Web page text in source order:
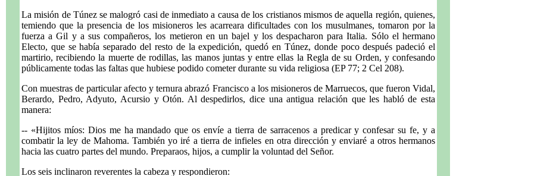
La misión de Túnez se malogró casi de inmediato a causa de los cristianos mismos de aquella región, quienes,
temiendo que la presencia de los misioneros les acarreara dificultades con los musulmanes, tomaron por la
fuerza a Gil y a sus compañeros, los metieron en un bajel y los despacharon para Italia. Sólo el hermano
Electo, que se había separado del resto de la expedición, quedó en Túnez, donde poco después padeció el
martirio, recibiendo la muerte de rodillas, las manos juntas y entre ellas la Regla de su Orden, y confesando
públicamente todas las faltas que hubiese podido cometer durante su vida religiosa (EP 77; 2 Cel 208).
Con muestras de particular afecto y ternura abrazó Francisco a los misioneros de Marruecos, que fueron Vidal,
Berardo, Pedro, Adyuto, Acursio y Otón. Al despedirlos, dice una antigua relación que les habló de esta
manera:
-- «Hijitos míos: Dios me ha mandado que os envíe a tierra de sarracenos a predicar y confesar su fe, y a
combatir la ley de Mahoma. También yo iré a tierra de infieles en otra dirección y enviaré a otros hermanos
hacia las cuatro partes del mundo. Preparaos, hijos, a cumplir la voluntad del Señor.
Los seis inclinaron reverentes la cabeza y respondieron: